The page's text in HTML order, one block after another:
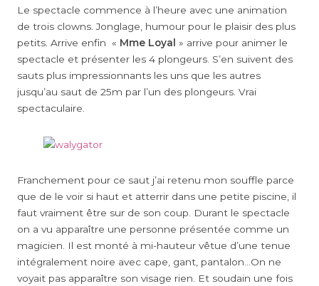
Le spectacle commence à l’heure avec une animation
de trois clowns. Jonglage, humour pour le plaisir des plus
petits. Arrive enfin « Mme Loyal » arrive pour animer le
spectacle et présenter les 4 plongeurs. S’en suivent des
sauts plus impressionnants les uns que les autres
jusqu’au saut de 25m par l’un des plongeurs. Vrai
spectaculaire.
Franchement pour ce saut j’ai retenu mon souffle parce
que de le voir si haut et atterrir dans une petite piscine, il
faut vraiment être sur de son coup. Durant le spectacle
on a vu apparaître une personne présentée comme un
magicien. Il est monté à mi-hauteur vêtue d’une tenue
intégralement noire avec cape, gant, pantalon…On ne
voyait pas apparaître son visage rien. Et soudain une fois